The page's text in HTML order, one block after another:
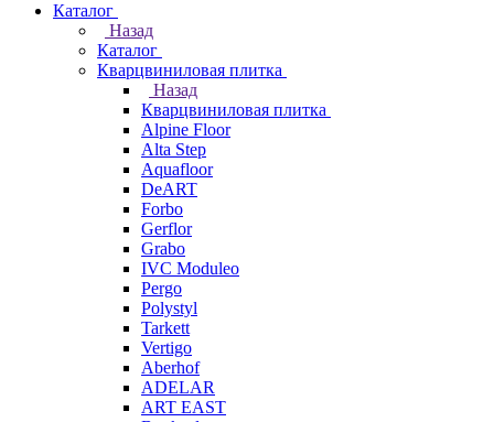
Каталог
Назад
Каталог
Кварцвиниловая плитка
Назад
Кварцвиниловая плитка
Alpine Floor
Alta Step
Aquafloor
DeART
Forbo
Gerflor
Grabo
IVC Moduleo
Pergo
Polystyl
Tarkett
Vertigo
Aberhof
ADELAR
ART EAST